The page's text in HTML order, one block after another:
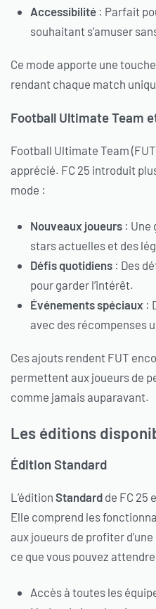
Accessibilité : Parfait
souhaitant s’amuser
Ce mode apporte une
rendant chaque match
Football Ultimate Team
Football Ultimate Team
apprécié. FC 25 introduit
mode :
Nouveaux joueurs : Une
stars actuelles et des
Défis quotidiens : Des
pour garder l’intérêt.
Événements spéciaux :
avec des récompenses
Ces ajouts rendent FUT
permettent aux joueurs de
comme jamais auparavant.
Les éditions
Édition Standard
L’édition Standard de FC 25
Elle comprend les
aux joueurs de profiter
ce que vous pouvez
Accès à toutes les